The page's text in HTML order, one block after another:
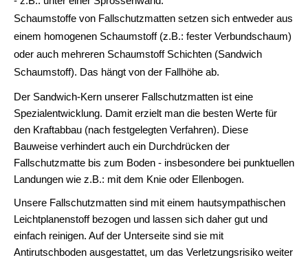
Schaumstoffe von Fallschutzmatten setzen sich entweder aus
einem homogenen Schaumstoff (z.B.: fester Verbundschaum)
oder auch mehreren Schaumstoff Schichten (Sandwich
Schaumstoff). Das hängt von der Fallhöhe ab.
Der Sandwich-Kern unserer Fallschutzmatten ist eine
Spezialentwicklung. Damit erzielt man die besten Werte für
den Kraftabbau (nach festgelegten Verfahren). Diese
Bauweise verhindert auch ein Durchdrücken der
Fallschutzmatte bis zum Boden - insbesondere bei punktuellen
Landungen wie z.B.: mit dem Knie oder Ellenbogen.
Unsere Fallschutzmatten sind mit einem hautsympathischen
Leichtplanenstoff bezogen und lassen sich daher gut und
einfach reinigen. Auf der Unterseite sind sie mit
Antirutschboden ausgestattet, um das Verletzungsrisiko weiter